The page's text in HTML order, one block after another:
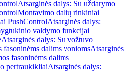
Atsarginės dalys: Su uždarymo
Montavimo dalių rinkiniai
PushControlAtsarginės dalys:
valdymo funkcijai
Atsarginės dalys: Su vožtuvo
fasoninėms dalims voniomsAtsarginės
fasoninėms dalims
pertraukikliaiAtsarginės dalys: